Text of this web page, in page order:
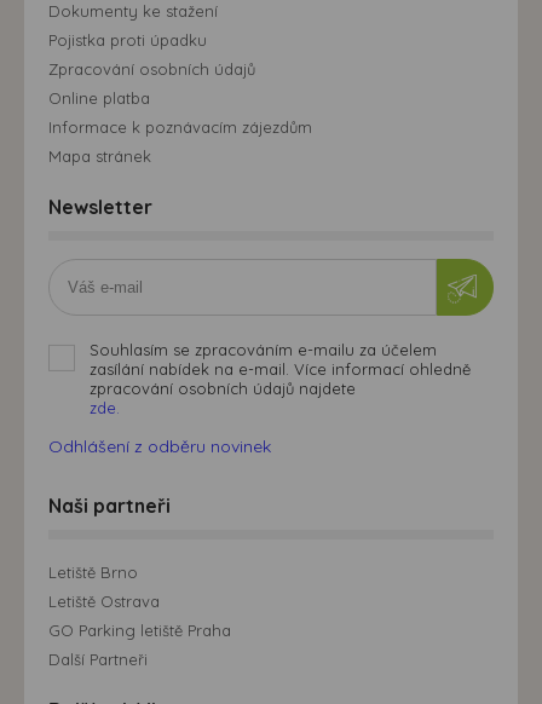
Dokumenty ke stažení
Pojistka proti úpadku
Zpracování osobních údajů
Online platba
Informace k poznávacím zájezdům
Mapa stránek
Newsletter
Souhlasím se zpracováním e-mailu za účelem
zasílání nabídek na e-mail. Více informací ohledně
zpracování osobních údajů najdete
zde.
Odhlášení z odběru novinek
Naši partneři
Letiště Brno
Letiště Ostrava
GO Parking letiště Praha
Další Partneři